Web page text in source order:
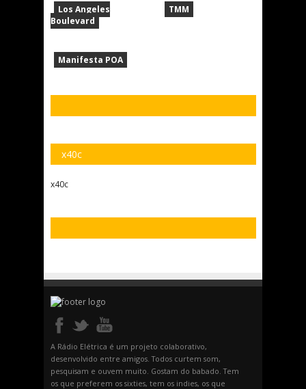
Los Angeles
Boulevard
Manifesta POA
TMM
x40c
x40c
A Rádio Elétrica é um projeto colaborativo,
desenvolvido entre amigos. Todos curtem som,
pesquisam e ouvem muito. Gostam do babado. Tem
os que preferem os sixties, tem os indies, os que